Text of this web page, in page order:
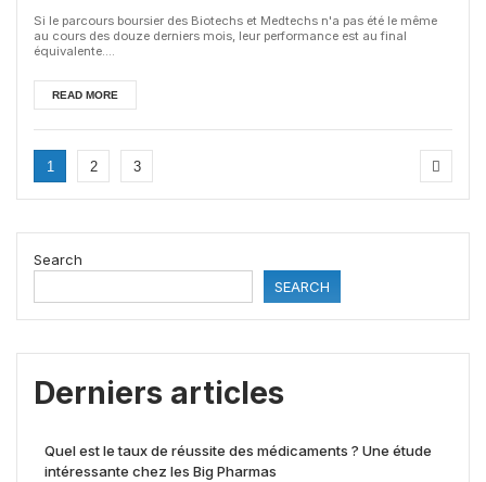
Si le parcours boursier des Biotechs et Medtechs n'a pas été le même
au cours des douze derniers mois, leur performance est au final
équivalente....
READ MORE
1 2 3
Search
SEARCH
Derniers articles
Quel est le taux de réussite des médicaments ? Une étude
intéressante chez les Big Pharmas